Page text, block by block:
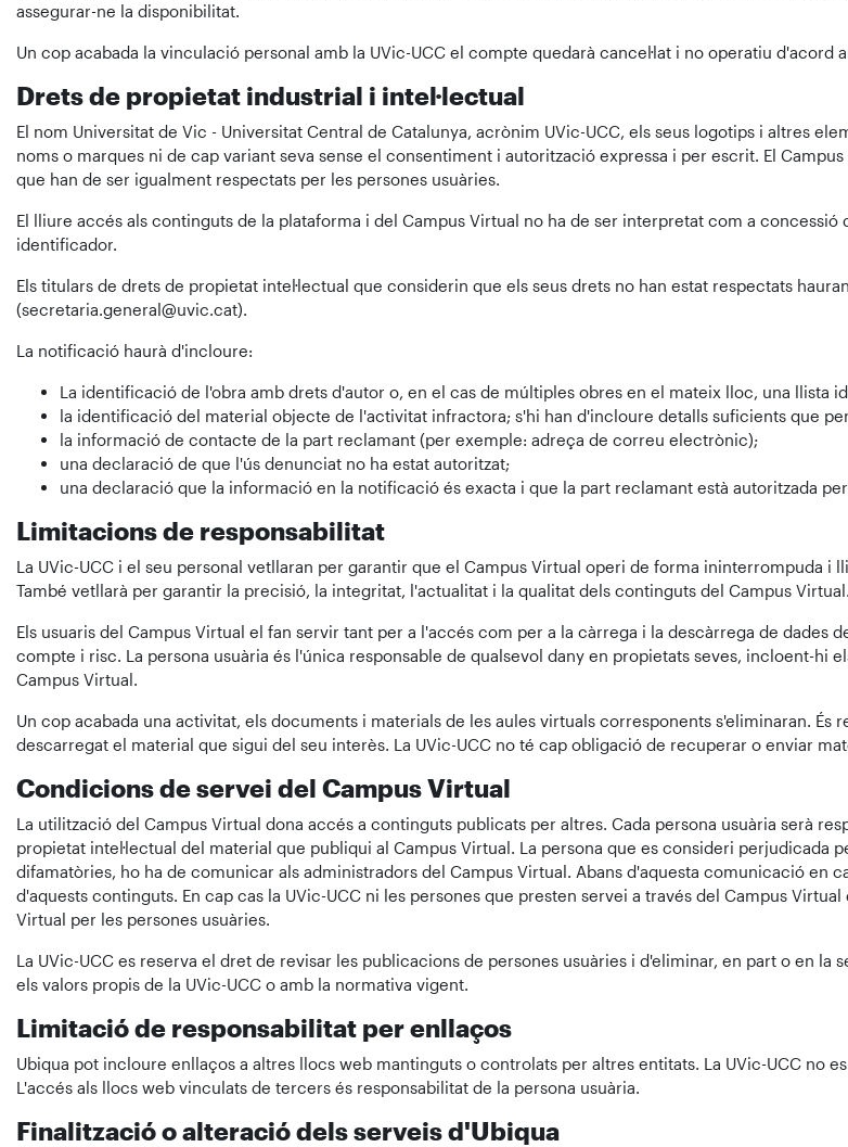
assegurar-ne la disponibilitat.
Un cop acabada la vinculació personal amb la UVic-UCC el compte quedarà cancel·lat i no operatiu d'acord
Drets de propietat industrial i intel·lectual
El nom Universitat de Vic - Universitat Central de Catalunya, acrònim UVic-UCC, els seus logotips i altres
noms o marques ni de cap variant seva sense el consentiment i autorització expressa i per escrit. El
que han de ser igualment respectats per les persones usuàries.
El lliure accés als continguts de la plataforma i del Campus Virtual no ha de ser interpretat com a
identificador.
Els titulars de drets de propietat intel·lectual que considerin que els seus drets no han estat respectats
(secretaria.general@uvic.cat).
La notificació haurà d'incloure:
La identificació de l'obra amb drets d'autor o, en el cas de múltiples obres en el mateix lloc, una llista
la identificació del material objecte de l'activitat infractora; s'hi han d'incloure detalls suficients que
la informació de contacte de la part reclamant (per exemple: adreça de correu electrònic);
una declaració de que l'ús denunciat no ha estat autoritzat;
una declaració que la informació en la notificació és exacta i que la part reclamant està autoritzada
Limitacions de responsabilitat
La UVic-UCC i el seu personal vetllaran per garantir que el Campus Virtual operi de forma ininterrompuda
També vetllarà per garantir la precisió, la integritat, l'actualitat i la qualitat dels continguts del Campus
Els usuaris del Campus Virtual el fan servir tant per a l'accés com per a la càrrega i la descàrrega de dades
compte i risc. La persona usuària és l'única responsable de qualsevol dany en propietats seves, incloent-hi
Campus Virtual.
Un cop acabada una activitat, els documents i materials de les aules virtuals corresponents s'eliminaran.
descarregat el material que sigui del seu interès. La UVic-UCC no té cap obligació de recuperar o enviar
Condicions de servei del Campus Virtual
La utilització del Campus Virtual dona accés a continguts publicats per altres. Cada persona usuària serà
propietat intel·lectual del material que publiqui al Campus Virtual. La persona que es consideri
difamatòries, ho ha de comunicar als administradors del Campus Virtual. Abans d'aquesta comunicació en
d'aquests continguts. En cap cas la UVic-UCC ni les persones que presten servei a través del Campus
Virtual per les persones usuàries.
La UVic-UCC es reserva el dret de revisar les publicacions de persones usuàries i d'eliminar, en part o en
els valors propis de la UVic-UCC o amb la normativa vigent.
Limitació de responsabilitat per enllaços
Ubiqua pot incloure enllaços a altres llocs web mantinguts o controlats per altres entitats. La UVic-UCC no
L'accés als llocs web vinculats de tercers és responsabilitat de la persona usuària.
Finalització o alteració dels serveis d'Ubiqua